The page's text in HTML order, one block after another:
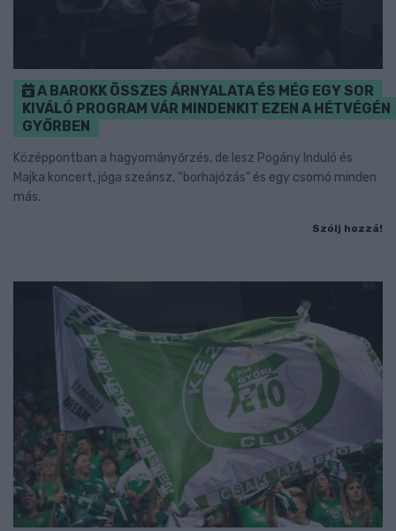
A BAROKK ÖSSZES ÁRNYALATA ÉS MÉG EGY SOR
KIVÁLÓ PROGRAM VÁR MINDENKIT EZEN A HÉTVÉGÉN
GYŐRBEN
Középpontban a hagyományőrzés, de lesz Pogány Induló és
Majka koncert, jóga szeánsz, “borhajózás” és egy csomó minden
más.
Szólj hozzá!